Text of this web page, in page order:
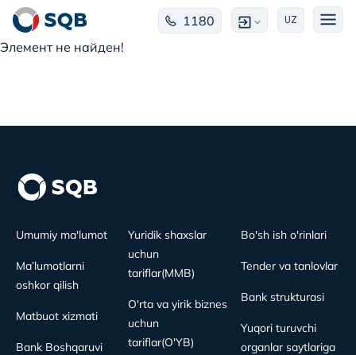
1180 UZ
Элемент не найден!
Umumiy ma'lumot
Ma’lumotlarni
oshkor qilish
Matbuot xizmati
Bank Boshqaruvi
Yuridik shaxslar
uchun
tariflar(MMB)
O'rta va yirik biznes
uchun
tariflar(O'YB)
Bo'sh ish o'rinlari
Tender va tanlovlar
Bank strukturasi
Yuqori turuvchi
organlar saytlariga